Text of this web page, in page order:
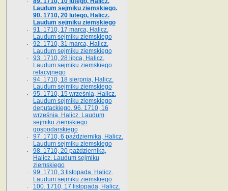
Laudum sejmiku ziemskiego.
90. 1710, 20 lutego, Halicz.
Laudum sejmiku ziemskiego
91. 1710, 17 marca, Halicz.
Laudum sejmiku ziemskiego
92. 1710, 31 marca, Halicz.
Laudum sejmiku ziemskiego
93. 1710, 28 lipca, Halicz.
Laudum sejmiku ziemskiego
relacyjnego
94. 1710, 18 sierpnia, Halicz.
Laudum sejmiku ziemskiego
95. 1710, 15 września, Halicz.
Laudum sejmiku ziemskiego
deputackiego. 96. 1710, 16
września, Halicz. Laudum
sejmiku ziemskiego
gospodarskiego
97. 1710, 6 października, Halicz.
Laudum sejmiku ziemskiego
98. 1710, 20 października,
Halicz. Laudum sejmiku
ziemskiego
99. 1710, 3 listopada, Halicz.
Laudum sejmiku ziemskiego
100. 1710, 17 listopada, Halicz.